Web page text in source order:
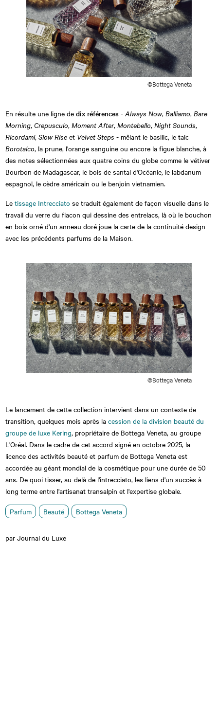
©Bottega Veneta
En résulte une ligne dedix références -Always Now,Balliamo,Bare
Morning,Crepusculo,Moment After,Montebello,Night Sounds,
Ricordami,Slow Rise et Velvet Steps- mêlant le basilic, le talc
Borotalco, la prune, l'orange sanguine ou encore la figue blanche, à
des notes sélectionnées aux quatre coins du globe comme le vétiver
Bourbon de Madagascar, le bois de santal d'Océanie, le labdanum
espagnol, le cèdre américain ou le benjoin vietnamien.
Letissage Intrecciato se traduit également de façon visuelle dans le
travail du verre du flacon qui dessine des entrelacs, là où le bouchon
en bois orné d'un anneau doré joue la carte de la continuité design
avec les précédents parfums de la Maison.
©Bottega Veneta
Le lancement de cette collection intervient dans un contexte de
transition, quelques mois après lacession de la division beauté du
groupe de luxe Kering, propriétaire de Bottega Veneta, au groupe
L'Oréal. Dans le cadre de cet accord signé en octobre 2025, la
licence des activités beauté et parfum de Bottega Veneta est
accordée au géant mondial de la cosmétique pour une durée de 50
ans. De quoi tisser, au-delà de l'intrecciato, les liens d'un succès à
long terme entre l'artisanat transalpin et l'expertise globale.
Parfum Beauté Bottega Veneta
par Journal du Luxe